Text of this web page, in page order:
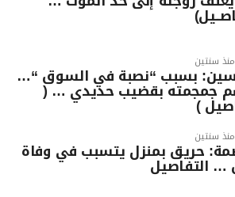
منذ سنتين
بسبب “نصبة في السوق “…
جمجمته بقضيب حديدي … (
)
منذ سنتين
حريق بمنزل يتسبب في وفاة
التفاصيل